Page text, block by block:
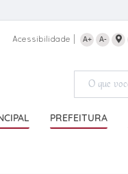
Acessibilidade A+ A-
PREFEITURA